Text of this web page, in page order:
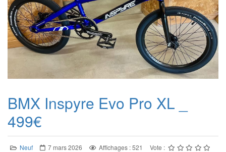
BMX Inspyre Evo Pro XL _
499€
Neuf 7 mars 2026 Affichages : 521 Vote :